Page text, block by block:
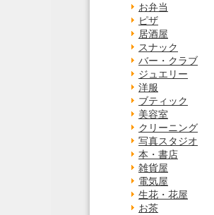
お弁当
ピザ
居酒屋
スナック
バー・クラブ
ジュエリー
洋服
ブティック
美容室
クリーニング
写真スタジオ
本・書店
雑貨屋
電気屋
生花・花屋
お茶